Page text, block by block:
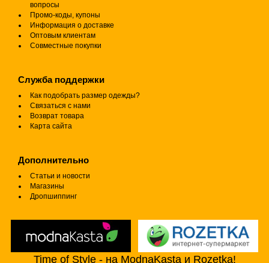
вопросы
Промо-коды, купоны
Информация о доставке
Оптовым клиентам
Совместные покупки
Служба поддержки
Как подобрать размер одежды?
Связаться с нами
Возврат товара
Карта сайта
Дополнительно
Статьи и новости
Магазины
Дропшиппинг
Time of Style - на ModnaKasta и Rozetka!